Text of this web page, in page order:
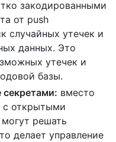
закодированными
от push
случайных утечек и
данных. Это
утечек и
базы.
секретами: вместо
с открытыми
решать
делает управление